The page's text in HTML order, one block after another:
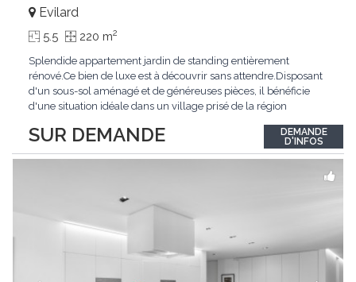
SUR DEMANDE
Evilard
5.5 220 m2
Splendide appartement jardin de standing entièrement
rénové.Ce bien de luxe est à découvrir sans attendre.Disposant
d'un sous-sol aménagé et de généreuses pièces, il bénéficie
d'une situation idéale dans un village prisé de la région
hors du commun tout au long de la journée.Points forts:4
grandes chambresUn vaste séjour...
DEMANDE
D'INFOS